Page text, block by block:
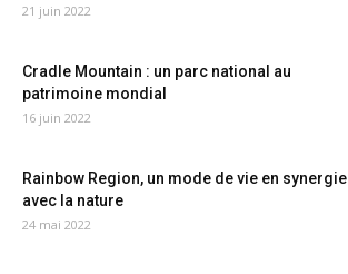
21 juin 2022
Cradle Mountain : un parc national au
patrimoine mondial
16 juin 2022
Rainbow Region, un mode de vie en synergie
avec la nature
24 mai 2022